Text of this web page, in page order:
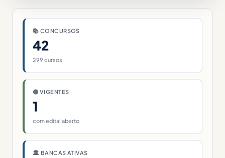
📚 CONCURSOS
42
299 cursos
🟢 VIGENTES
1
com edital aberto
🏛 BANCAS ATIVAS